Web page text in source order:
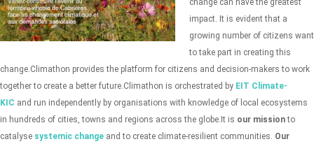
change can have the greatest
impact. It is evident that a
growing number of citizens want
to take part in creating this
change.Climathon provides the platform for citizens and decision-makers to work
together to create a better future.Climathon is orchestrated by EIT Climate-
KIC and run independently by organisations with knowledge of local ecosystems
in hundreds of cities, towns and regions across the globe. It is our missionto
catalyse systemic change and to create climate-resilient communities. Our